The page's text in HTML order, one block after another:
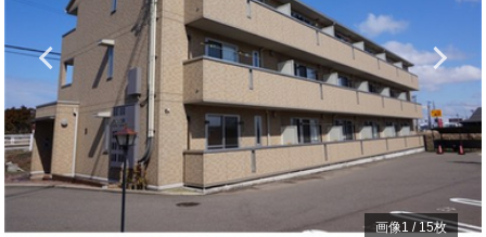
Previous
画像1 / 15枚